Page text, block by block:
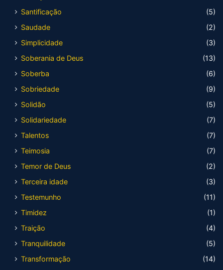
Santificação
(5)
Saudade
(2)
Simplicidade
(3)
Soberania de Deus
(13)
Soberba
(6)
Sobriedade
(9)
Solidão
(5)
Solidariedade
(7)
Talentos
(7)
Teimosia
(7)
Temor de Deus
(2)
Terceira idade
(3)
Testemunho
(11)
Timidez
(1)
Traição
(4)
Tranquilidade
(5)
Transformação
(14)